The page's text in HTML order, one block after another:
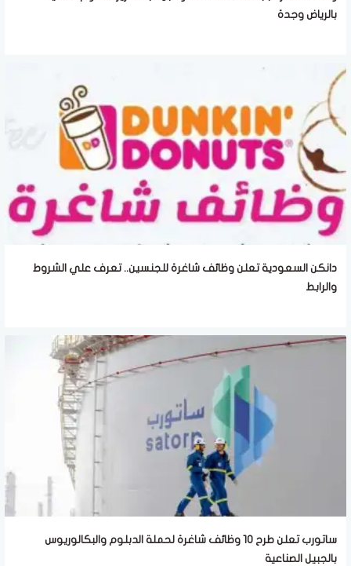
بالرياض وجدة
دانكن السعودية تعلن وظائف شاغرة للجنسين.. تعرف علي الشروط
والرابط
ساتورب تعلن طرح 10 وظائف شاغرة لحملة الدبلوم والبكالوريوس
بالجبيل الصناعية